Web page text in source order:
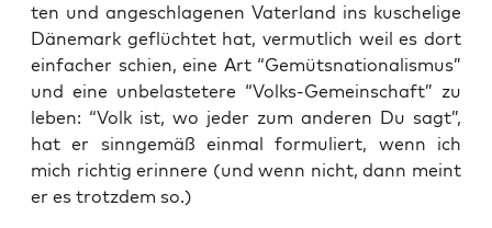
ten und ange­schla­ge­nen Vater­land ins kusche­li­ge
Däne­mark geflüch­tet hat, ver­mut­lich weil es dort
ein­fa­cher schien, eine Art “Gemüts­na­tio­na­lis­mus”
und eine unbe­las­te­te­re “Volks-Gemein­schaft” zu
leben: “Volk ist, wo jeder zum ande­ren Du sagt”,
hat er sinn­ge­mäß ein­mal for­mu­liert, wenn ich
mich rich­tig erin­ne­re (und wenn nicht, dann meint
er es trotz­dem so.)